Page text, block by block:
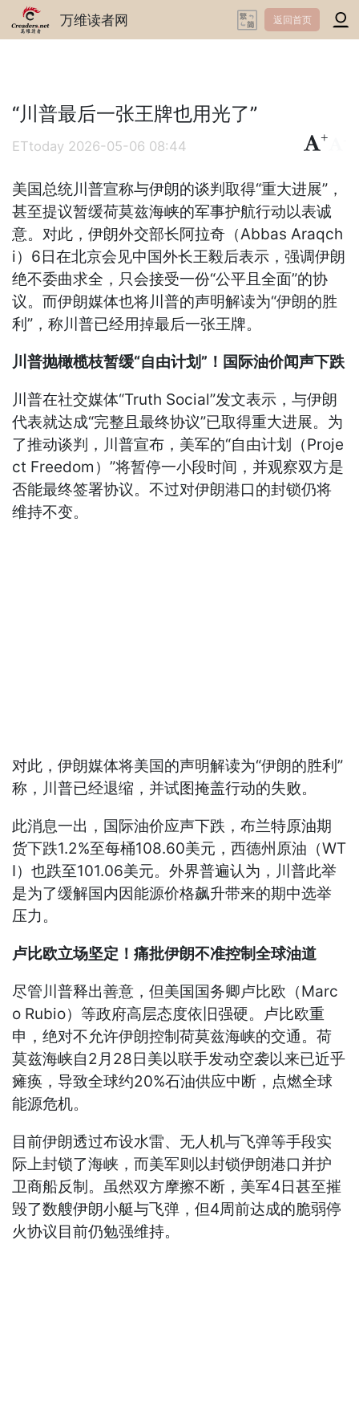
万维读者网 返回首页
“川普最后一张王牌也用光了”
ETtoday 2026-05-06 08:44
+
美国总统川普宣称与伊朗的谈判取得“重大进展”，
甚至提议暂缓荷莫兹海峡的军事护航行动以表诚
意。对此，伊朗外交部长阿拉奇（Abbas Araqch
i）6日在北京会见中国外长王毅后表示，强调伊朗
绝不委曲求全，只会接受一份“公平且全面”的协
议。而伊朗媒体也将川普的声明解读为“伊朗的胜
利”，称川普已经用掉最后一张王牌。
川普抛橄榄枝暂缓“自由计划”！国际油价闻声下跌
川普在社交媒体“Truth Social”发文表示，与伊朗
代表就达成“完整且最终协议”已取得重大进展。为
了推动谈判，川普宣布，美军的“自由计划（Proje
ct Freedom）”将暂停一小段时间，并观察双方是
否能最终签署协议。不过对伊朗港口的封锁仍将
维持不变。
对此，伊朗媒体将美国的声明解读为“伊朗的胜利”
称，川普已经退缩，并试图掩盖行动的失败。
此消息一出，国际油价应声下跌，布兰特原油期
货下跌1.2%至每桶108.60美元，西德州原油（WT
I）也跌至101.06美元。外界普遍认为，川普此举
是为了缓解国内因能源价格飙升带来的期中选举
压力。
卢比欧立场坚定！痛批伊朗不准控制全球油道
尽管川普释出善意，但美国国务卿卢比欧（Marc
o Rubio）等政府高层态度依旧强硬。卢比欧重
申，绝对不允许伊朗控制荷莫兹海峡的交通。荷
莫兹海峡自2月28日美以联手发动空袭以来已近乎
瘫痪，导致全球约20%石油供应中断，点燃全球
能源危机。
目前伊朗透过布设水雷、无人机与飞弹等手段实
际上封锁了海峡，而美军则以封锁伊朗港口并护
卫商船反制。虽然双方摩擦不断，美军4日甚至摧
毁了数艘伊朗小艇与飞弹，但4周前达成的脆弱停
火协议目前仍勉强维持。